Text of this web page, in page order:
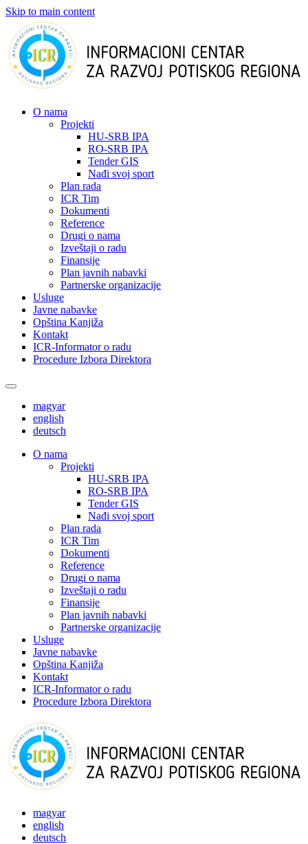
Skip to main content
О nama
Projekti
HU-SRB IPA
RO-SRB IPA
Tender GIS
Nađi svoj sport
Plan rada
ICR Tim
Dokumenti
Reference
Drugi o nama
Izveštaji o radu
Finansije
Plan javnih nabavki
Partnerske organizacije
Usluge
Javne nabavke
Opština Kanjiža
Kontakt
ICR-Informator o radu
Procedure Izbora Direktora
magyar
english
deutsch
О nama
Projekti
HU-SRB IPA
RO-SRB IPA
Tender GIS
Nađi svoj sport
Plan rada
ICR Tim
Dokumenti
Reference
Drugi o nama
Izveštaji o radu
Finansije
Plan javnih nabavki
Partnerske organizacije
Usluge
Javne nabavke
Opština Kanjiža
Kontakt
ICR-Informator o radu
Procedure Izbora Direktora
magyar
english
deutsch